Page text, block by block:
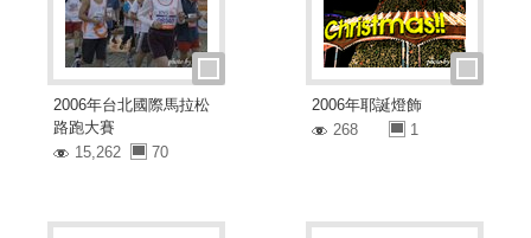
2006年台北國際馬拉松
路跑大賽
15,262
70
2006年耶誕燈飾
268
1